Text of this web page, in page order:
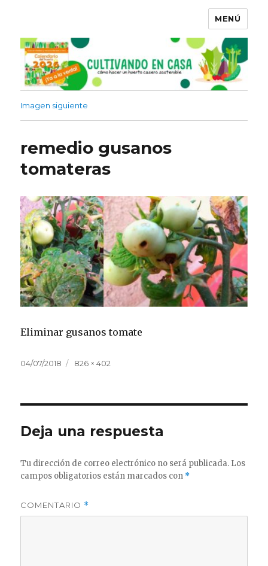
MENÚ
Imagen siguiente
remedio gusanos
tomateras
Eliminar gusanos tomate
Publicado
04/07/2018
Tamaño
826 × 402
Deja una respuesta
Tu dirección de correo electrónico no será publicada. Los
campos obligatorios están marcados con *
COMENTARIO *